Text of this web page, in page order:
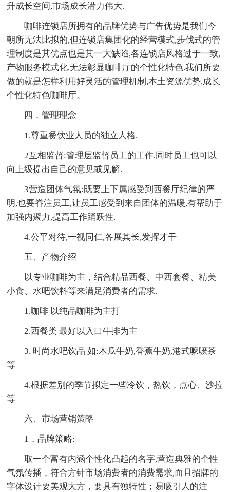
升成长空间,市场成长潜力伟大.
咖啡连锁店所拥有的品牌优势与广告优势是我们今
朝所无法比拟的,但连锁店集团化的经营模式,步伐式的管
理制度是其优点也是其一大缺陷,各连锁店风格过于一致,
产物服务模式化,无法彰显咖啡厅的个性化特色.我们所要
做的就是怎样利用好灵活的管理机制,本土资源优势,成长
个性化特色咖啡厅。
四．管理理念
1.尊重餐饮业人员的独立人格.
2互相监督:管理层监督员工的工作,同时员工也可以
向上级提出自己的意见或见解.
3营造团体气氛:既要上下属感受到西餐厅纪律的严
明,也要眷注员工,让员工感受到来自团体的温暖,有帮助于
加强内聚力,提高工作踊跃性.
4.公平对待,一视同仁,各展其长,发挥才干
五、产物介绍
以专业咖啡为主，结合精品西餐、中西套餐、精美
小食、水吧饮料等来满足消费者的需求.
1.咖啡 以纯品咖啡为主打
2.西餐类 最好以入口牛排为主
3. 时尚水吧饮品 如:木瓜牛奶,香蕉牛奶,港式嚒嚒茶
等
4.根据差别的季节拟定一些冷饮，热饮，点心、沙拉
等
六、市场营销策略
1．品牌策略:
取一个富有内涵个性化凸起的名字,营造典雅的个性
气氛传播，符合方针市场消费者的消费需求,而且招牌的
字体设计要美观大方，要具有独特性；易吸引人的注